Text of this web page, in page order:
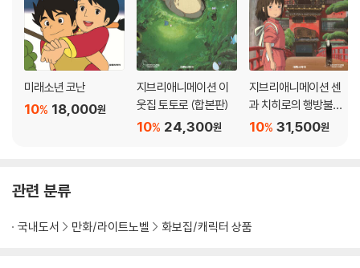
미래소년 코난
18,000원
10%
지브리애니메이션 이
웃집 토토로 (합본판)
24,300원
10%
지브리애니메이션 센
과 치히로의 행방불명
(합본판)31,500원
10%
관련 분류
국내도서 만화/라이트노벨 화보집/캐릭터 상품